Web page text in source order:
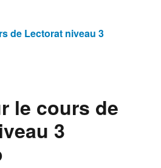
de Lectorat niveau 3
le cours de
3